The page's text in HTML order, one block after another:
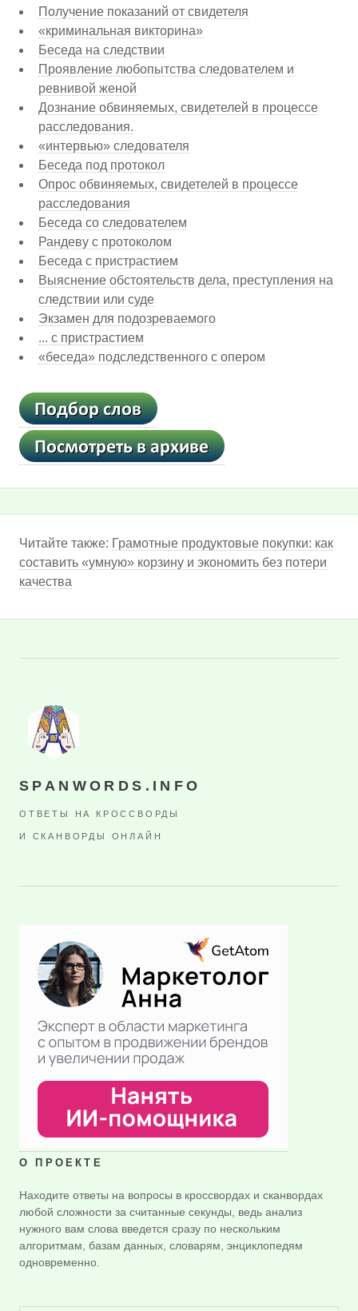
Получение показаний от свидетеля
«криминальная викторина»
Беседа на следствии
Проявление любопытства следователем и
ревнивой женой
Дознание обвиняемых, свидетелей в процессе
расследования.
«интервью» следователя
Беседа под протокол
Опрос обвиняемых, свидетелей в процессе
расследования
Беседа со следователем
Рандеву с протоколом
Беседа с пристрастием
Выяснение обстоятельств дела, преступления на
следствии или суде
Экзамен для подозреваемого
... с пристрастием
«беседа» подследственного с опером
Читайте также: Грамотные продуктовые покупки: как
составить «умную» корзину и экономить без потери
качества
SPANWORDS.INFO
ОТВЕТЫ НА КРОССВОРДЫ
И СКАНВОРДЫ ОНЛАЙН
О ПРОЕКТЕ
Находите ответы на вопросы в кроссвордах и сканвордах
любой сложности за считанные секунды, ведь анализ
нужного вам слова введется сразу по нескольким
алгоритмам, базам данных, словарям, энциклопедям
одновременно.